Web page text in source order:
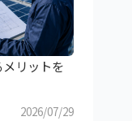
リットを
2026/07/29